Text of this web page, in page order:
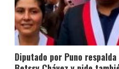
Diputado por Puno